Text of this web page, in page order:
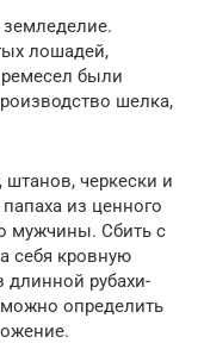
лошадей,
ремесел были
шелка,
черкески и
из ценного
мужчины. Сбить с
себя кровную
длинной рубахи-
определить